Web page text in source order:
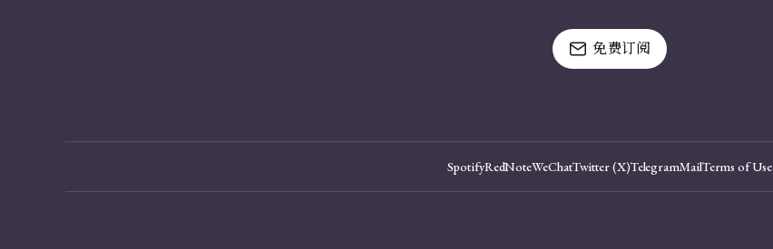
免费订阅
SpotifyRedNoteWeChatTwitter (X)TelegramMailTerms of Use